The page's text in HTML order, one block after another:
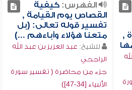
,
الفهرس:كيفية
القصاص يوم القيامة ,
تفسير قوله تعالى: (بل
متعنا هؤلاء وآباءهم ...)
للشيخ: عبد العزيز بن عبد الله
الراجحي
جزء من محاضرة ( تفسير سورة
الأنبياء [34-47])